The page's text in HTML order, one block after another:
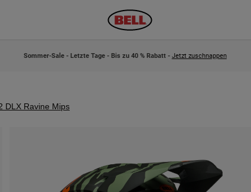
Sommer-Sale - Letzte Tage - Bis zu 40 % Rabatt - Jetzt zuschnappen
DLX Ravine Mips